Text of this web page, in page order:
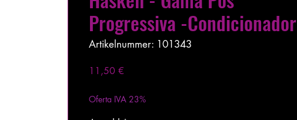
Progressiva -Condicionador
Artikelnummer: 101343
11,50 €
Oferta IVA 23%